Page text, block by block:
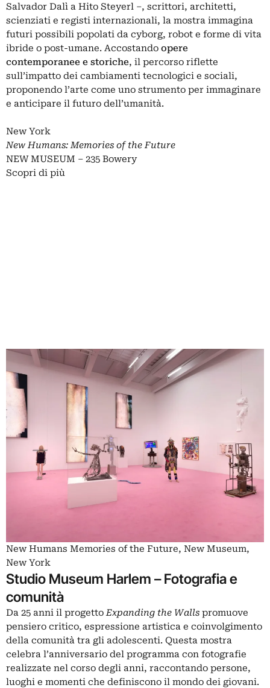
Salvador Dalì a Hito Steyerl –, scrittori, architetti,
scienziati e registi internazionali, la mostra immagina
futuri possibili popolati da cyborg, robot e forme di vita
ibride o post-umane. Accostando opere
contemporanee e storiche, il percorso riflette
sull’impatto dei cambiamenti tecnologici e sociali,
proponendo l’arte come uno strumento per immaginare
e anticipare il futuro dell’umanità.
New York
New Humans: Memories of the Future
NEW MUSEUM – 235 Bowery
Scopri di più
New Humans Memories of the Future, New Museum,
New York
Studio Museum Harlem – Fotografia e
comunità
Da 25 anni il progetto Expanding the Walls promuove
pensiero critico, espressione artistica e coinvolgimento
della comunità tra gli adolescenti. Questa mostra
celebra l’anniversario del programma con fotografie
realizzate nel corso degli anni, raccontando persone,
luoghi e momenti che definiscono il mondo dei giovani.